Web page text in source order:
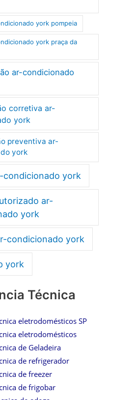
york pompeia
york praça da
ar-condicionado
corretiva ar-
york
preventiva ar-
york
condicionado york
ar-
york
condicionado york
york
Técnica
eletrodomésticos SP
eletrodomésticos
de Geladeira
de refrigerador
de freezer
de frigobar